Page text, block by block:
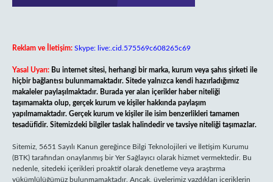
Reklam ve İletişim: Skype: live:.cid.575569c608265c69
Yasal Uyarı: Bu internet sitesi, herhangi bir marka, kurum veya şahıs şirketi ile
hiçbir bağlantısı bulunmamaktadır. Sitede yalnızca kendi hazırladığımız
makaleler paylaşılmaktadır. Burada yer alan içerikler haber niteliği
taşımamakta olup, gerçek kurum ve kişiler hakkında paylaşım
yapılmamaktadır. Gerçek kurum ve kişiler ile isim benzerlikleri tamamen
tesadüfidir. Sitemizdeki bilgiler taslak halindedir ve tavsiye niteliği taşımazlar.
Sitemiz, 5651 Sayılı Kanun gereğince Bilgi Teknolojileri ve İletişim Kurumu
(BTK) tarafından onaylanmış bir Yer Sağlayıcı olarak hizmet vermektedir. Bu
nedenle, sitedeki içerikleri proaktif olarak denetleme veya araştırma
yükümlülüğümüz bulunmamaktadır. Ancak, üyelerimiz yazdıkları içeriklerin